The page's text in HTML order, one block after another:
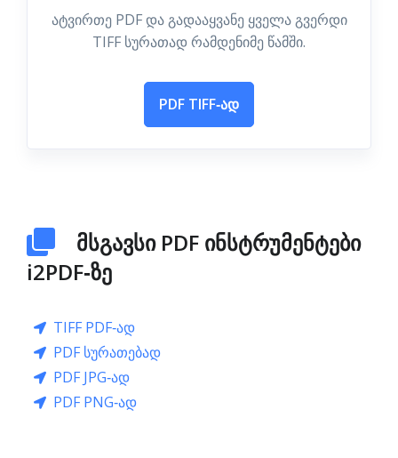
ატვირთე PDF და გადააყვანე ყველა გვერდი
TIFF სურათად რამდენიმე წამში.
PDF TIFF‑ად
მსგავსი PDF ინსტრუმენტები
i2PDF‑ზე
TIFF PDF‑ად
PDF სურათებად
PDF JPG‑ად
PDF PNG‑ად